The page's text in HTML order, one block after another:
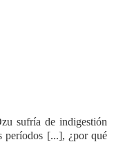
sufría de indigestión
períodos [...], ¿por qué